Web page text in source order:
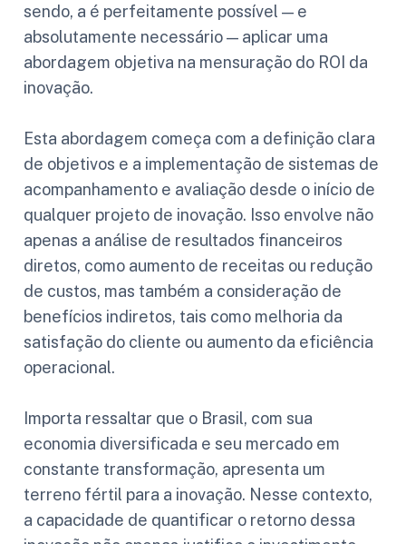
sendo, a é perfeitamente possível — e
absolutamente necessário — aplicar uma
abordagem objetiva na mensuração do ROI da
inovação.
Esta abordagem começa com a definição clara
de objetivos e a implementação de sistemas de
acompanhamento e avaliação desde o início de
qualquer projeto de inovação. Isso envolve não
apenas a análise de resultados financeiros
diretos, como aumento de receitas ou redução
de custos, mas também a consideração de
benefícios indiretos, tais como melhoria da
satisfação do cliente ou aumento da eficiência
operacional.
Importa ressaltar que o Brasil, com sua
economia diversificada e seu mercado em
constante transformação, apresenta um
terreno fértil para a inovação. Nesse contexto,
a capacidade de quantificar o retorno dessa